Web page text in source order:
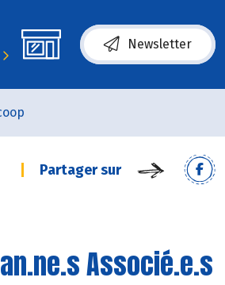
Newsletter
Partager sur
Associé.e.s